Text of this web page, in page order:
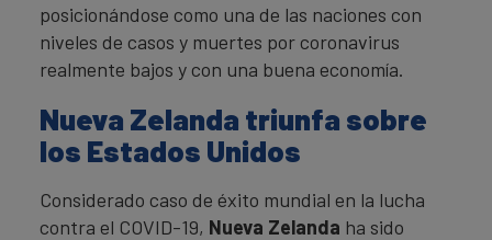
posicionándose como una de las naciones con
niveles de casos y muertes por coronavirus
realmente bajos y con una buena economía.
Nueva Zelanda triunfa sobre
los Estados Unidos
Considerado caso de éxito mundial en la lucha
contra el COVID-19, Nueva Zelanda ha sido